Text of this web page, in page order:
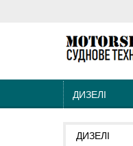
ДИЗЕЛІ
ДИЗЕЛІ